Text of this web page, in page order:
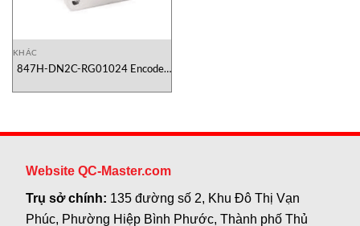
KHÁC
847H-DN2C-RG01024 Encoder
Website QC-Master.com
Trụ sở chính: 135 đường số 2, Khu Đô Thị Vạn
Phúc, Phường Hiệp Bình Phước, Thành phố Thủ